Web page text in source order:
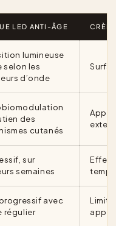
LED ANTI-ÂGE
lumineuse
selon les
d’onde
des
cutanés
sur
semaines
Effet
avec
régulier
Limité